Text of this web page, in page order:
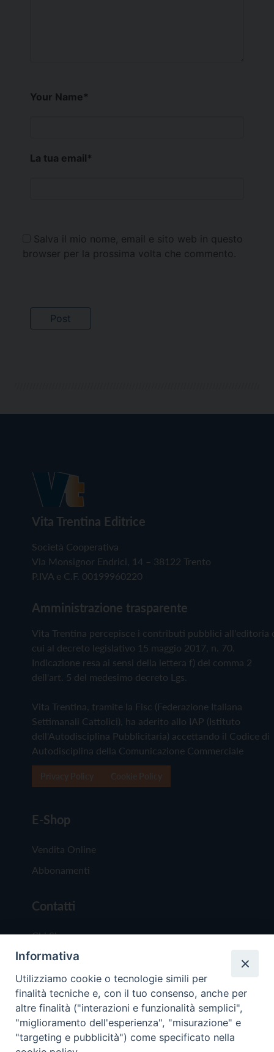
Your Name*
La tua email*
Salva il mio nome, email e sito web in questo
browser per la prossima volta che commento.
Vita Trentina Editrice
Società Cooperativa
Via Monsignor Endrici, 14 – 38122 Trento
P.IVA e C.F. 00199960220
Amministrazione trasparente
Vita Trentina percepisce i contributi pubblici all'editoria
cui al decreto legislativo 15 maggio 2017, n. 70.
Indicazione resa ai sensi della lettera f) del comma 2
dell'art. 5 del medesimo decreto Lgs.
Vita Trentina, tramite la Fisc (Federazione Italiana
Settimanali Cattolici), ha aderito allo IAP (Istituto
dell'Autodisciplina Pubblicitaria) accettando il Codice di
Autodisciplina della Comunicazione Commerciale
E-Shop
Vendita Online
Abbonamenti
Contatti
Chi Siamo
Redazione
Scrivici
Informativa
Utilizziamo cookie o tecnologie simili per
finalità tecniche e, con il tuo consenso, anche per
altre finalità ("interazioni e funzionalità semplici",
"miglioramento dell'esperienza", "misurazione" e
"targeting e pubblicità") come specificato nella